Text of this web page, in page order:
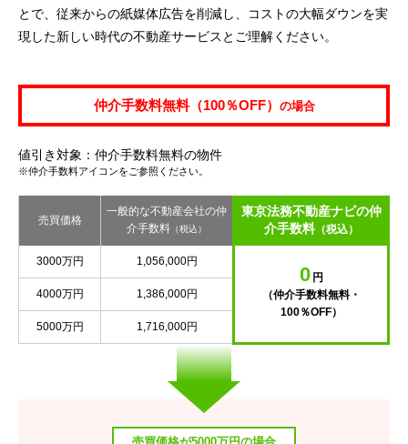
とで、従来からの紙媒体広告を削減し、コストの大幅ダウンを実
現した新しい時代の不動産サービスとご理解ください。
仲介手数料無料（100％OFF） の場合
値引き対象：仲介手数料無料の物件
※仲介手数料アイコンをご参照ください。
売買価格
一般的な不動産会社の仲
介手数料 （税込）
東京法務不動産ナビの仲
介手数料（税込）
3000万円 1,056,000円
0 円
（仲介手数料無料・
100％OFF）
4000万円 1,386,000円
5000万円 1,716,000円